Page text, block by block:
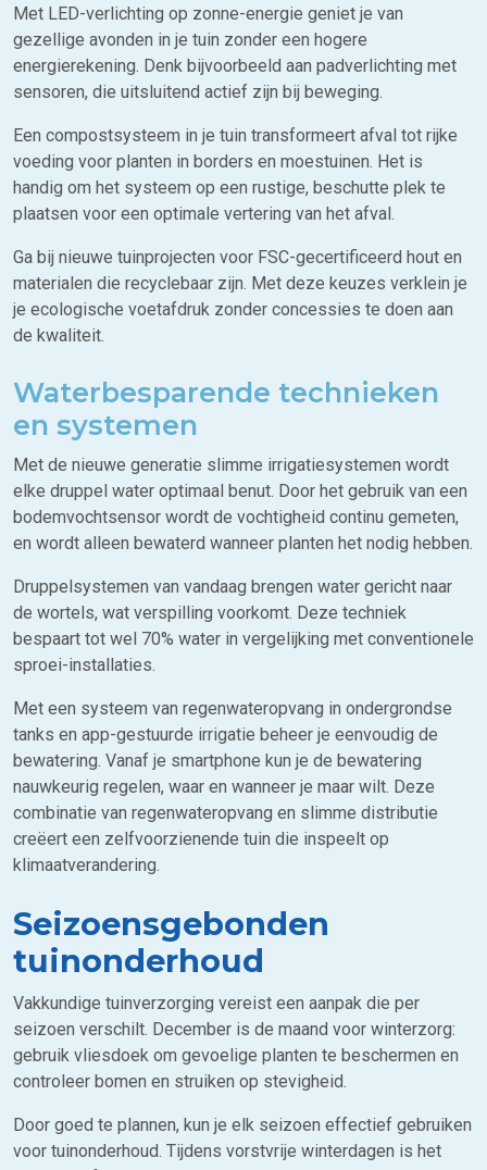
Met LED-verlichting op zonne-energie geniet je van
gezellige avonden in je tuin zonder een hogere
energierekening. Denk bijvoorbeeld aan padverlichting met
sensoren, die uitsluitend actief zijn bij beweging.
Een compostsysteem in je tuin transformeert afval tot rijke
voeding voor planten in borders en moestuinen. Het is
handig om het systeem op een rustige, beschutte plek te
plaatsen voor een optimale vertering van het afval.
Ga bij nieuwe tuinprojecten voor FSC-gecertificeerd hout en
materialen die recyclebaar zijn. Met deze keuzes verklein je
je ecologische voetafdruk zonder concessies te doen aan
de kwaliteit.
Waterbesparende technieken
en systemen
Met de nieuwe generatie slimme irrigatiesystemen wordt
elke druppel water optimaal benut. Door het gebruik van een
bodemvochtsensor wordt de vochtigheid continu gemeten,
en wordt alleen bewaterd wanneer planten het nodig hebben.
Druppelsystemen van vandaag brengen water gericht naar
de wortels, wat verspilling voorkomt. Deze techniek
bespaart tot wel 70% water in vergelijking met conventionele
sproei-installaties.
Met een systeem van regenwateropvang in ondergrondse
tanks en app-gestuurde irrigatie beheer je eenvoudig de
bewatering. Vanaf je smartphone kun je de bewatering
nauwkeurig regelen, waar en wanneer je maar wilt. Deze
combinatie van regenwateropvang en slimme distributie
creëert een zelfvoorzienende tuin die inspeelt op
klimaatverandering.
Seizoensgebonden
tuinonderhoud
Vakkundige tuinverzorging vereist een aanpak die per
seizoen verschilt. December is de maand voor winterzorg:
gebruik vliesdoek om gevoelige planten te beschermen en
controleer bomen en struiken op stevigheid.
Door goed te plannen, kun je elk seizoen effectief gebruiken
voor tuinonderhoud. Tijdens vorstvrije winterdagen is het